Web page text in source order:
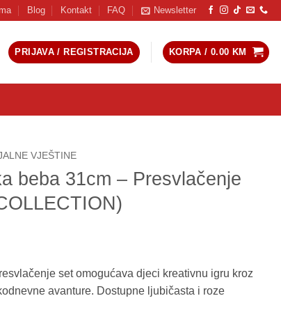
Blog Kontakt FAQ Newsletter
PRIJAVA / REGISTRACIJA KORPA / 0.00 KM
VJEŠTINE
beba 31cm – Presvlačenje
set omogućava djeci kreativnu igru kroz
avanture. Dostupne ljubičasta i roze